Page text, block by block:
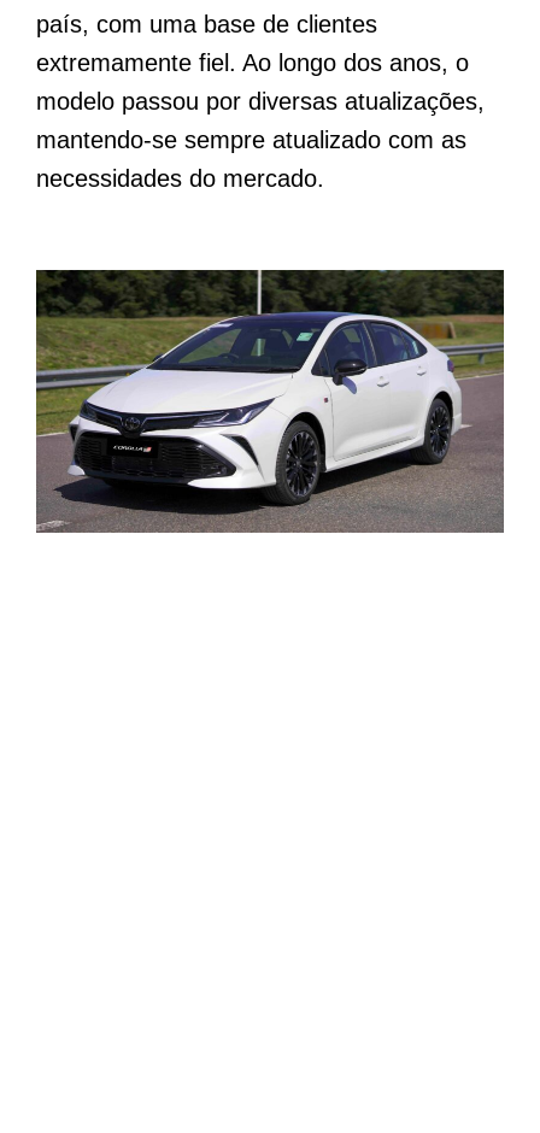
país, com uma base de clientes
extremamente fiel. Ao longo dos anos, o
modelo passou por diversas atualizações,
mantendo-se sempre atualizado com as
necessidades do mercado.